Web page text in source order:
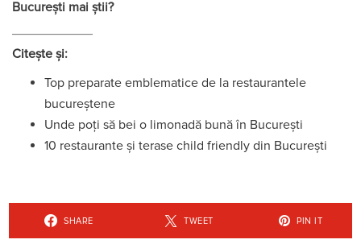
București mai știi?
Citește și:
Top preparate emblematice de la restaurantele
bucureștene
Unde poți să bei o limonadă bună în București
10 restaurante și terase child friendly din București
SHARE TWEET PIN IT